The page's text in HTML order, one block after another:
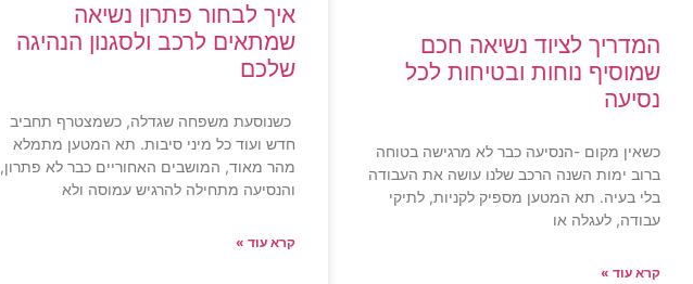
המדריך לציוד נשיאה חכם
שמוסיף נוחות ובטיחות לכל
נסיעה
כשאין מקום -הנסיעה כבר לא מרגישה בטוחה
ברוב ימות השנה הרכב שלנו עושה את העבודה
בלי בעיה. תא המטען מספיק לקניות, לתיקי
עבודה, לעגלה או
קרא עוד »
איך לבחור פתרון נשיאה
שמתאים לרכב ולסגנון הנהיגה
שלכם
כשנוסעת משפחה שגדלה, כשמצטרף תחביב
חדש ועוד כל מיני סיבות. תא המטען מתמלא
מהר מאוד, המושבים האחוריים כבר לא פתרון,
והנסיעה מתחילה להרגיש עמוסה ולא
קרא עוד »